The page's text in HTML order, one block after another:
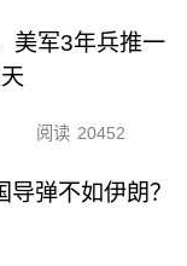
美军3年兵推一
阅读 20452
弹不如伊朗？